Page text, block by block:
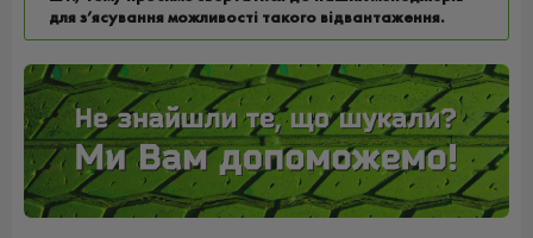
для з’ясування можливості такого відвантаження.